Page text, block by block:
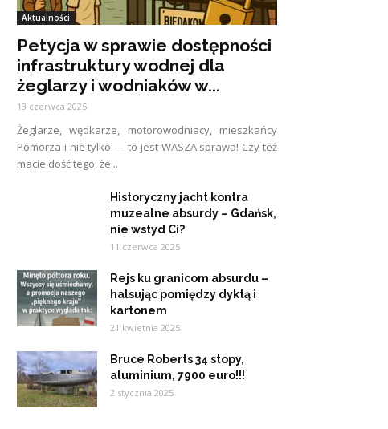
Aktualności
Petycja w sprawie dostępności
infrastruktury wodnej dla
żeglarzy i wodniaków w...
13 czerwca 2025
Żeglarze, wędkarze, motorowodniacy, mieszkańcy
Pomorza i nie tylko — to jest WASZA sprawa! Czy też
macie dość tego, że...
Historyczny jacht kontra
muzealne absurdy – Gdańsk,
nie wstyd Ci?
11 czerwca 2025
Rejs ku granicom absurdu –
halsując pomiędzy dyktą i
kartonem
21 kwietnia 2025
Bruce Roberts 34 stopy,
aluminium, 7900 euro!!!
2 stycznia 2025